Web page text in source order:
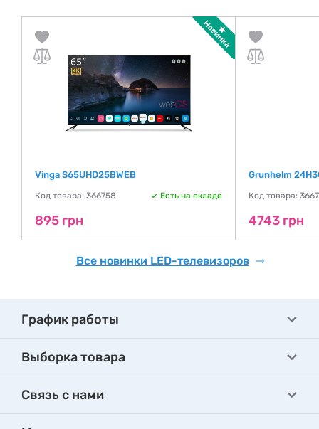
Vinga S65UHD25BWEB
Код товара: 366758 Есть на складе
895 грн
Grunhelm
Код товара:
4743 грн
Все новинки LED-телевизоров
График работы
Выборка товара
Связь с нами